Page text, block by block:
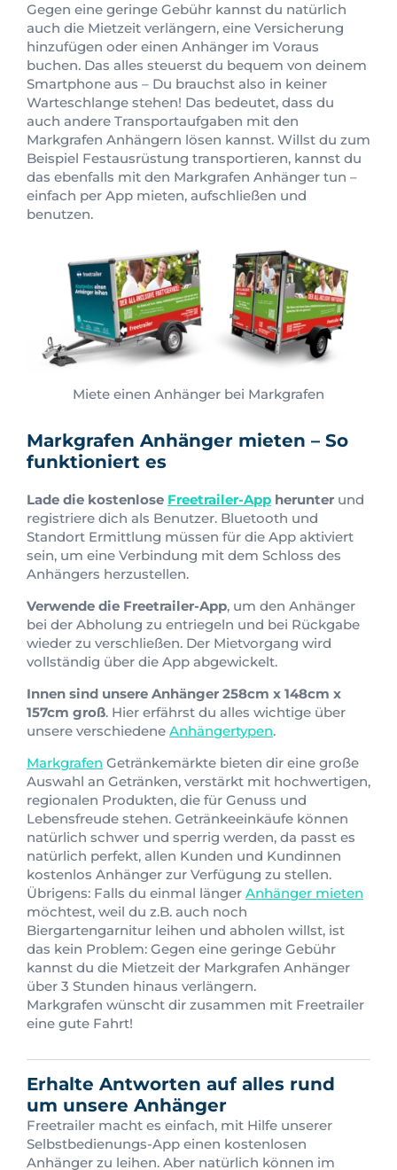
Gegen eine geringe Gebühr kannst du natürlich
auch die Mietzeit verlängern, eine Versicherung
hinzufügen oder einen Anhänger im Voraus
buchen. Das alles steuerst du bequem von deinem
Smartphone aus – Du brauchst also in keiner
Warteschlange stehen! Das bedeutet, dass du
auch andere Transportaufgaben mit den
Markgrafen Anhängern lösen kannst. Willst du zum
Beispiel Festausrüstung transportieren, kannst du
das ebenfalls mit den Markgrafen Anhänger tun –
einfach per App mieten, aufschließen und
benutzen.
Miete einen Anhänger bei Markgrafen
Markgrafen Anhänger mieten – So
funktioniert es
Lade die kostenlose Freetrailer-App herunter und
registriere dich als Benutzer. Bluetooth und
Standort Ermittlung müssen für die App aktiviert
sein, um eine Verbindung mit dem Schloss des
Anhängers herzustellen.
Verwende die Freetrailer-App, um den Anhänger
bei der Abholung zu entriegeln und bei Rückgabe
wieder zu verschließen. Der Mietvorgang wird
vollständig über die App abgewickelt.
Innen sind unsere Anhänger 258cm x 148cm x
157cm groß. Hier erfährst du alles wichtige über
unsere verschiedene Anhängertypen.
Markgrafen Getränkemärkte bieten dir eine große
Auswahl an Getränken, verstärkt mit hochwertigen,
regionalen Produkten, die für Genuss und
Lebensfreude stehen. Getränkeeinkäufe können
natürlich schwer und sperrig werden, da passt es
natürlich perfekt, allen Kunden und Kundinnen
kostenlos Anhänger zur Verfügung zu stellen.
Übrigens: Falls du einmal länger Anhänger mieten
möchtest, weil du z.B. auch noch
Biergartengarnitur leihen und abholen willst, ist
das kein Problem: Gegen eine geringe Gebühr
kannst du die Mietzeit der Markgrafen Anhänger
über 3 Stunden hinaus verlängern.
Markgrafen wünscht dir zusammen mit Freetrailer
eine gute Fahrt!
Erhalte Antworten auf alles rund
um unsere Anhänger
Freetrailer macht es einfach, mit Hilfe unserer
Selbstbedienungs-App einen kostenlosen
Anhänger zu leihen. Aber natürlich können im